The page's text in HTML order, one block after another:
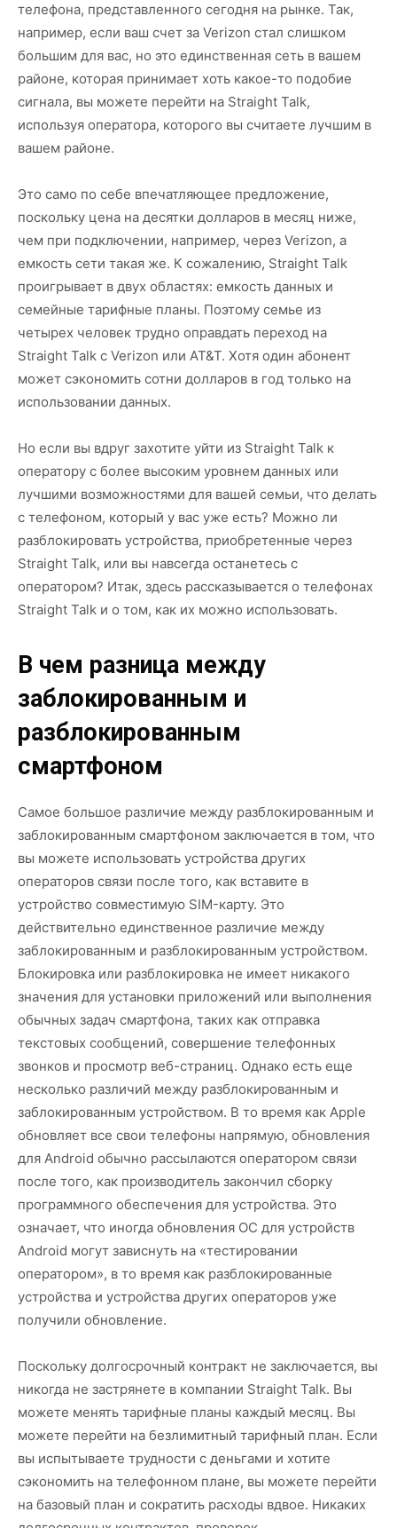
телефона, представленного сегодня на рынке. Так,
например, если ваш счет за Verizon стал слишком
большим для вас, но это единственная сеть в вашем
районе, которая принимает хоть какое-то подобие
сигнала, вы можете перейти на Straight Talk,
используя оператора, которого вы считаете лучшим в
вашем районе.
Это само по себе впечатляющее предложение,
поскольку цена на десятки долларов в месяц ниже,
чем при подключении, например, через Verizon, а
емкость сети такая же. К сожалению, Straight Talk
проигрывает в двух областях: емкость данных и
семейные тарифные планы. Поэтому семье из
четырех человек трудно оправдать переход на
Straight Talk с Verizon или AT&T. Хотя один абонент
может сэкономить сотни долларов в год только на
использовании данных.
Но если вы вдруг захотите уйти из Straight Talk к
оператору с более высоким уровнем данных или
лучшими возможностями для вашей семьи, что делать
с телефоном, который у вас уже есть? Можно ли
разблокировать устройства, приобретенные через
Straight Talk, или вы навсегда останетесь с
оператором? Итак, здесь рассказывается о телефонах
Straight Talk и о том, как их можно использовать.
В чем разница между
заблокированным и
разблокированным
смартфоном
Самое большое различие между разблокированным и
заблокированным смартфоном заключается в том, что
вы можете использовать устройства других
операторов связи после того, как вставите в
устройство совместимую SIM-карту. Это
действительно единственное различие между
заблокированным и разблокированным устройством.
Блокировка или разблокировка не имеет никакого
значения для установки приложений или выполнения
обычных задач смартфона, таких как отправка
текстовых сообщений, совершение телефонных
звонков и просмотр веб-страниц. Однако есть еще
несколько различий между разблокированным и
заблокированным устройством. В то время как Apple
обновляет все свои телефоны напрямую, обновления
для Android обычно рассылаются оператором связи
после того, как производитель закончил сборку
программного обеспечения для устройства. Это
означает, что иногда обновления ОС для устройств
Android могут зависнуть на «тестировании
оператором», в то время как разблокированные
устройства и устройства других операторов уже
получили обновление.
Поскольку долгосрочный контракт не заключается, вы
никогда не застрянете в компании Straight Talk. Вы
можете менять тарифные планы каждый месяц. Вы
можете перейти на безлимитный тарифный план. Если
вы испытываете трудности с деньгами и хотите
сэкономить на телефонном плане, вы можете перейти
на базовый план и сократить расходы вдвое. Никаких